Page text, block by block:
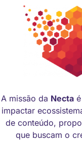
A missão da Necta
impactar
de conteúdo,
que buscam o